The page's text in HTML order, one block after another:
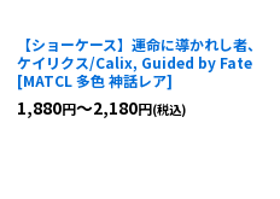
【ショーケース】運命に導かれし者、
ケイリクス/Calix, Guided by Fate
[MATCL 多色 神話レア]
1,880円～2,180円(税込)